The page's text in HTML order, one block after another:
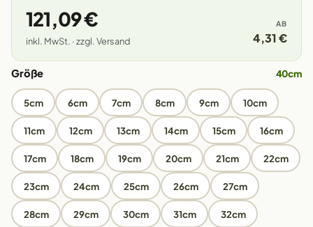
121,09 €
inkl. MwSt. · zzgl. Versand
AB
4,31 €
Größe 40cm
5cm 6cm 7cm 8cm 9cm 10cm
11cm 12cm 13cm 14cm 15cm 16cm
17cm 18cm 19cm 20cm 21cm 22cm
23cm 24cm 25cm 26cm 27cm
28cm 29cm 30cm 31cm 32cm